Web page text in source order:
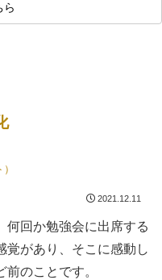
ら
2021.12.11
何回か勉強会に出席する
覚があり、そこに感動し
のことです。